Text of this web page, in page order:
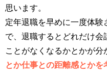
思います。
定年退職を早めに一度体
で、退職するとどれだけ会
ことがなくなるかとかが分
とか仕事との距離感とかを